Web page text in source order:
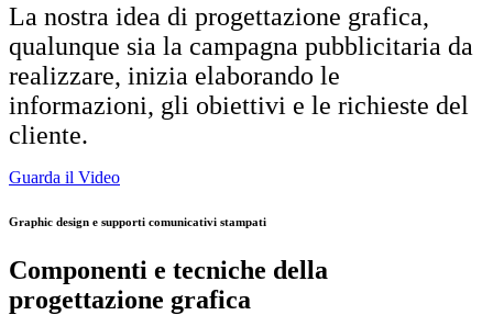
La nostra idea di progettazione grafica,
qualunque sia la campagna pubblicitaria da
realizzare, inizia elaborando le
informazioni, gli obiettivi e le richieste del
cliente.
Guarda il Video
Graphic design e supporti comunicativi stampati
Componenti e tecniche della
progettazione grafica